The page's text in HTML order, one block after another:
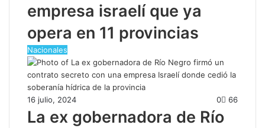
empresa israelí que ya
opera en 11 provincias
Nacionales
16 julio, 2024 0 66
La ex gobernadora de Río